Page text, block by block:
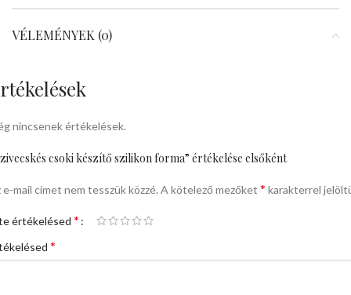
VÉLEMÉNYEK (0)
nincsenek értékelések.
csoki készítő szilikon forma” értékelése elsőként
e-mail címet nem tesszük közzé.A kötelező mezőket * karakterrel
értékelésed *
*